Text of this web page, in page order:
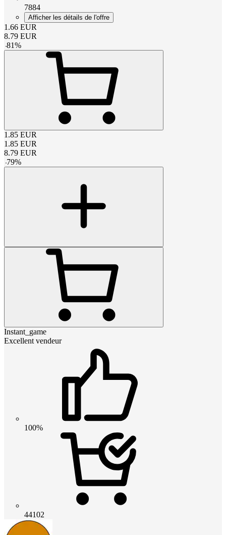
7884
Afficher les détails de l'offre
1.66 EUR
8.79 EUR
-81%
1.85 EUR
1.85 EUR
8.79 EUR
-79%
Instant_game
Excellent vendeur
100%
44102